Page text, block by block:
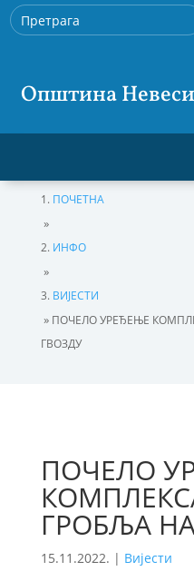
Општина
ПОЧЕТНА
»
ИНФО
»
ВИЈЕСТИ
» ПОЧЕЛО УРЕЂЕЊЕ
ГВОЗДУ
ПОЧЕЛО
ГРОБЉА
15.11.2022. | Вијести